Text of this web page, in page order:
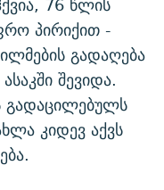
პირიქით -
გადაღება
შევიდა.
გადაცილებულს
კიდევ აქვს